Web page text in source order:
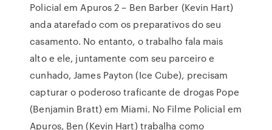
Policial em Apuros 2 – Ben Barber (Kevin Hart)
anda atarefado com os preparativos do seu
casamento. No entanto, o trabalho fala mais
alto e ele, juntamente com seu parceiro e
cunhado, James Payton (Ice Cube), precisam
capturar o poderoso traficante de drogas Pope
(Benjamin Bratt) em Miami. No Filme Policial em
Apuros, Ben (Kevin Hart) trabalha como